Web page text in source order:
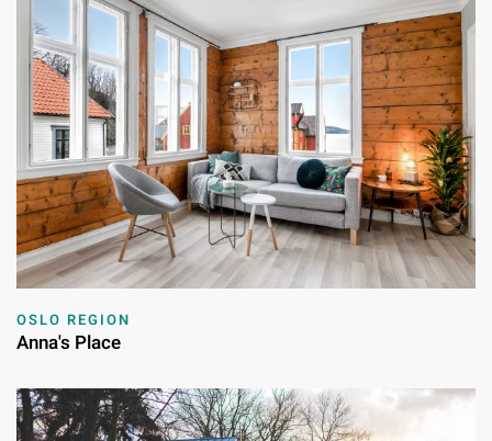
OSLO REGION
Anna's Place